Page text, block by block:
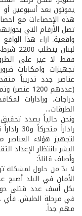
يموتون بعد أسبوعين أو
واقعية. ازاء هذا
فقط لا غير على
تجهيزات وامكانات
عناصر جدد تدريباً
(عددهم
دراجات، ورادارات
الطرقات...
راداراً
لتجهيز هؤلاء
البشر بانتظار الإعداد
وأضاف قائلاً:
لا بدّ من حلول لمشكلة
الأمان في البلد أصبح
بكل أسف عدد قتلى
في مرحلة الطيش. فأي
مهم جداً.